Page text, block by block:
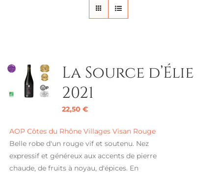
La Source d’Élie
2021
22,50 €
AOP Côtes du Rhône Villages Visan Rouge
Belle robe d'un rouge vif et soutenu. Nez
expressif et généreux aux accents de pierre
chaude, de fruits à noyau, d'épices. En